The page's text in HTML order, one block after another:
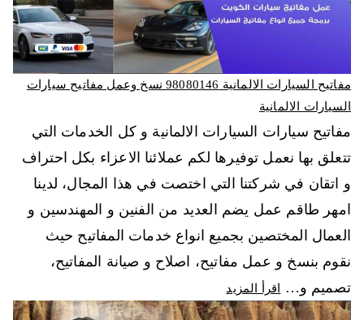
مفاتيح السيارات الالمانية 98080146‬ نسخ وعمل مفاتيح سيارات
السيارات الالمانية
مفاتيح سيارات السيارات الالمانية و كل الخدمات التي
تتعلق بها نعمل توفيرها لكم عملائنا الاعزاء بكل احتراف
و اتقان في شركتنا التي اختصت في هذا المجال، لدينا
امهر طاقم عمل يضم العديد من الفنين و المهندسين و
العمال المختصين بجميع انواع خدمات المفاتيح حيث
نقوم بنسخ و عمل مفاتيح، اصلاح و صيانة المفاتيح،
تصميم و…
اقرأ المزيد